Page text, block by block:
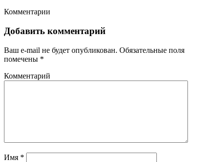
Комментарии
Добавить комментарий
Ваш e-mail не будет опубликован. Обязательные поля
помечены *
Комментарий
Имя *